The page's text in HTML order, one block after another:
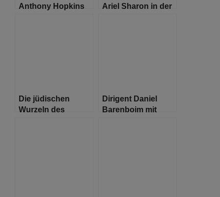
Anthony Hopkins
Ariel Sharon in der
Die jüdischen
Wurzeln des
Dirigent Daniel
Barenboim mit